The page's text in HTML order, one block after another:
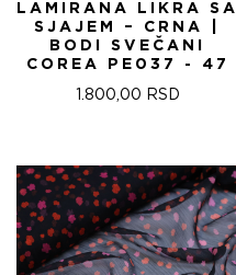
LAMIRANA LIKRA SA
SJAJEM – CRNA |
BODI SVEČANI
COREA PE037 - 47
1.800,00 RSD